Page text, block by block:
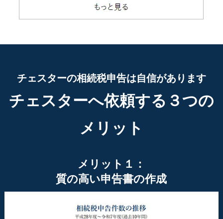
チェスターの相続税申告は自信があります
チェスターへ依頼する３つの
メリット
メリット１：
質の高い申告書の作成